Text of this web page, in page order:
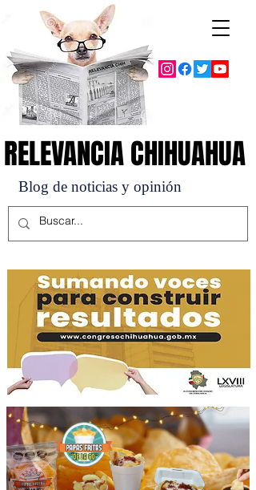
Blog de noticias y opinión
RELEVANCIA CHIHUAHUA
RELEVANCIA CHIHUAHUA